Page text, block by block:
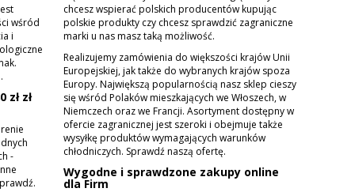
wśród
i
zł
-
chcesz wspierać polskich producentów kupując
polskie produkty czy chcesz sprawdzić zagraniczne
marki u nas masz taką możliwość.
Realizujemy zamówienia do większości krajów Unii
Europejskiej, jak także do wybranych krajów spoza
Europy. Największą popularnością nasz sklep cieszy
się wśród Polaków mieszkających we Włoszech, w
Niemczech oraz we Francji. Asortyment dostępny w
ofercie zagranicznej jest szeroki i obejmuje także
wysyłkę produktów wymagających warunków
chłodniczych. Sprawdź naszą ofertę.
Wygodne i sprawdzone zakupy online
dla Firm